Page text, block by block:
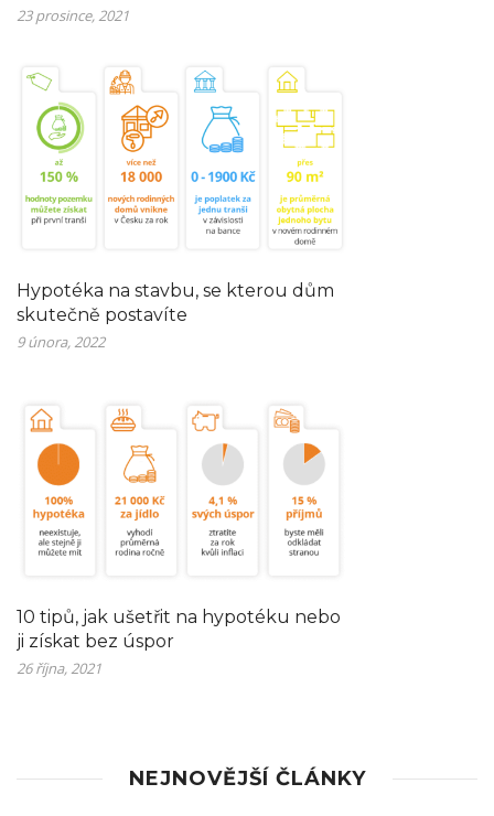
23 prosince, 2021
Hypotéka na stavbu, se kterou dům
skutečně postavíte
9 února, 2022
10 tipů, jak ušetřit na hypotéku nebo
ji získat bez úspor
26 října, 2021
NEJNOVĚJŠÍ ČLÁNKY